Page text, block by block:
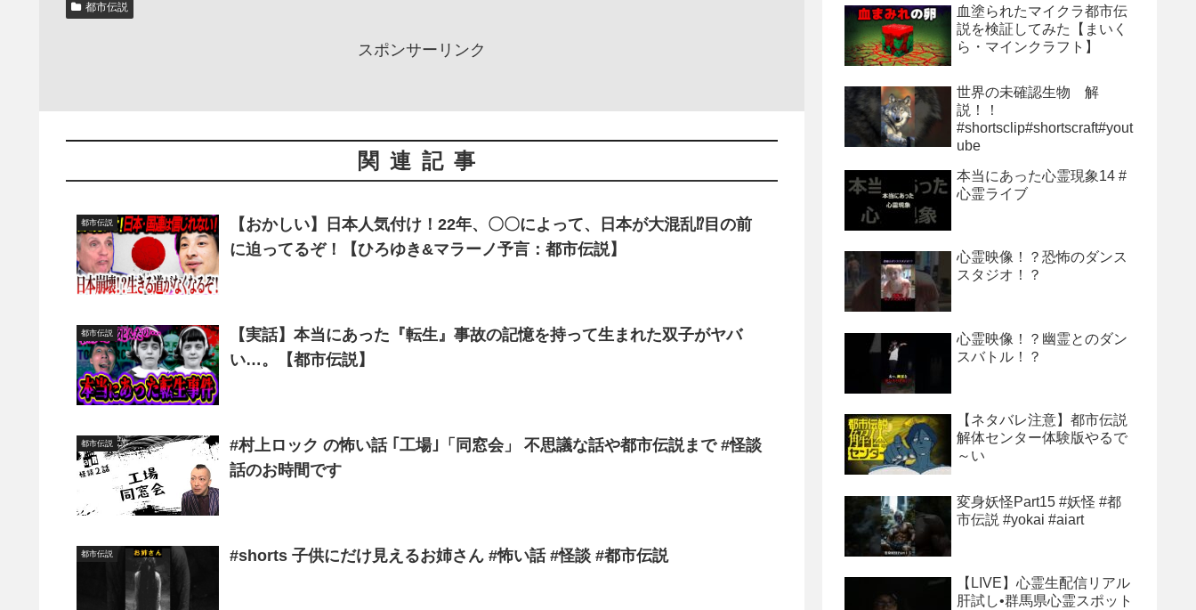
都市伝説
スポンサーリンク
関連記事
都市伝説
【おかしい】日本人気付け！22年、〇〇によって、日本が大混乱⁉︎目の前
に迫ってるぞ！【ひろゆき&マラーノ予言：都市伝説】
都市伝説
【実話】本当にあった『転生』事故の記憶を持って生まれた双子がヤバ
い…。【都市伝説】
都市伝説
#村上ロック の怖い話 ｢工場｣「同窓会」 不思議な話や都市伝説まで #怪談
話のお時間です
都市伝説 #shorts 子供にだけ見えるお姉さん #怖い話 #怪談 #都市伝説
血塗られたマイクラ都市伝
説を検証してみた【まいく
ら・マインクラフト】
世界の未確認生物 解
説！！
#shortsclip#shortscraft#yout
ube
本当にあった心霊現象14 #
心霊ライブ
心霊映像！？恐怖のダンス
スタジオ！？
心霊映像！？幽霊とのダン
スバトル！？
【ネタバレ注意】都市伝説
解体センター体験版やるで
～い
変身妖怪Part15 #妖怪 #都
市伝説 #yokai #aiart
【LIVE】心霊生配信リアル
肝試し•群馬県心霊スポット